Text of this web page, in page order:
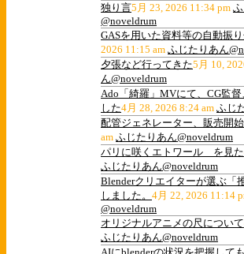
独り言5月 23, 2026 11:34 pm
@noveldrum
GASを用いた資料等の自動振
2026 11:15 am ふじたりあん
夕張など行ってきた5月 10,
ん@noveldrum
Ado「綺羅」MVにて、CG監督
した4月 28, 2026 8:24 am ふじ
配管ジェネレーター、販売開始
am ふじたりあん@noveldrum
パリに咲くエトワール を見た
ふじたりあん@noveldrum
Blenderクリエイターが選ぶ
しました。 4月 22, 2026 11:14
@noveldrum
オリジナルアニメの尺について
ふじたりあん@noveldrum